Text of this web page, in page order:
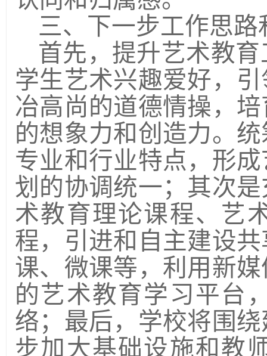
三、下一步工作思路
首先，提升艺术教
学生艺术兴趣爱好，
冶高尚的道德情操，
的想象力和创造力。
专业和行业特点，形
划的协调统一；其次
术教育理论课程、艺
程，引进和自主建设
课、微课等，利用新
的艺术教育学习平台
络；最后，学校将围
步加大基础设施和教